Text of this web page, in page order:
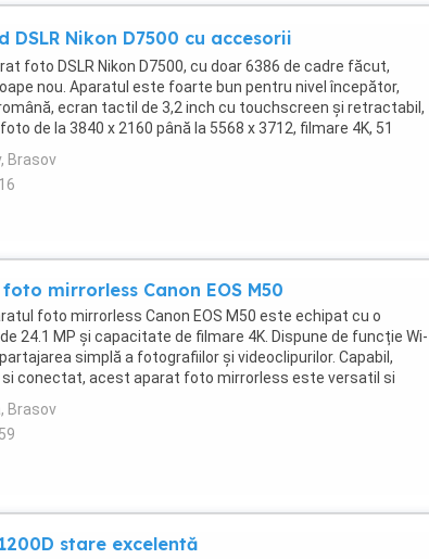
DSLR Nikon D7500 cu accesorii
foto DSLR Nikon D7500, cu doar 6386 de cadre făcut,
nou. Aparatul este foarte bun pentru nivel începător,
ecran tactil de 3,2 inch cu touchscreen și retractabil,
de la 3840 x 2160 până la 5568 x 3712, filmare 4K, 51
focalizare, conexiune ...
Brasov
mirrorless Canon EOS M50
foto mirrorless Canon EOS M50 este echipat cu o
24.1 MP și capacitate de filmare 4K. Dispune de funcție Wi-
simplă a fotografiilor și videoclipurilor. Capabil,
conectat, acest aparat foto mirrorless este versatil si
video 4K, un ...
Brasov
stare excelentă